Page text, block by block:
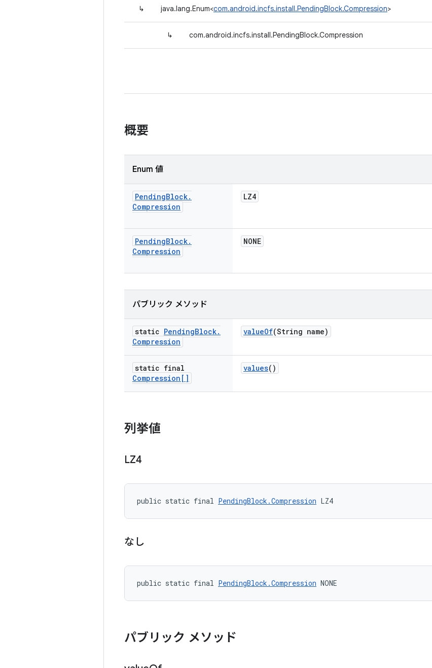
↳ java.lang.Enum<com.android.incfs.install.PendingBlock.Compression>
↳ com.android.incfs.install.PendingBlock.Compression
概要
Enum 値
PendingBlock.
Compression
LZ4
PendingBlock.
Compression
NONE
パブリック メソッド
static PendingBlock.
Compression
valueOf(String name)
static final
Compression[]
values()
列挙値
LZ4
public static final PendingBlock.Compression LZ4
なし
public static final PendingBlock.Compression NONE
パブリック メソッド